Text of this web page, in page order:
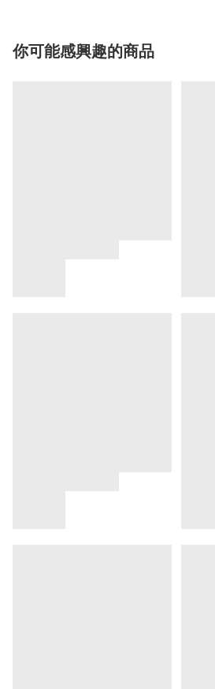
你可能感興趣的商品